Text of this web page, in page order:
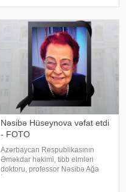
Vəliyev dünyasını dəyişib. Qeyd
Nəsibə Hüseynova vəfat etdi
- FOTO
Azərbaycan Respublikasının
Əməkdar həkimi, tibb elmləri
doktoru, professor Nəsibə Ağa